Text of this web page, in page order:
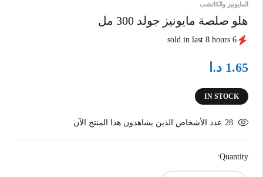
المايونيز والكاتشب
هلو صلصة مايونيز جولد 300 مل
6 sold in last 8 hours
1.65 د.ا
IN STOCK
28 عدد الأشخاص الذين يشاهدون هذا المنتج الآن
Quantity: